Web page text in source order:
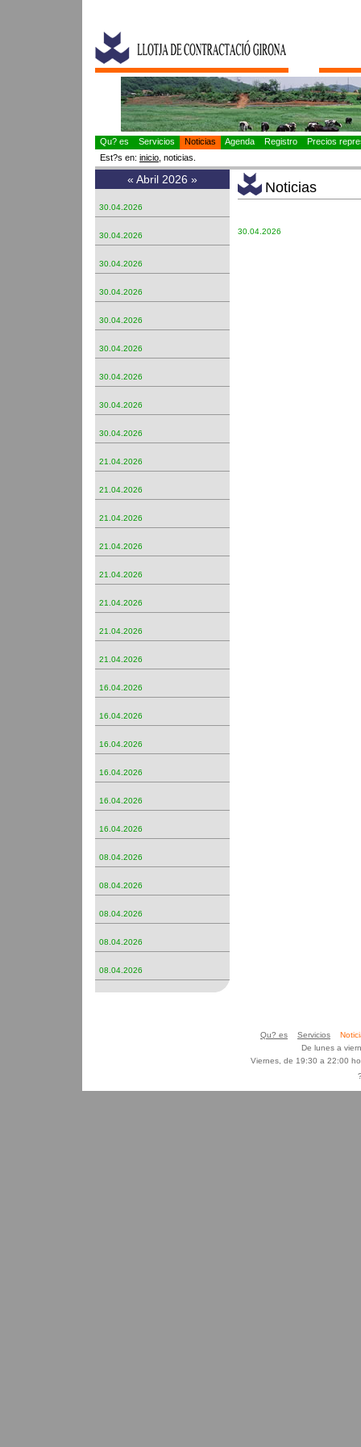
Qu? es Servicios Noticias Agenda Registro
Precios
Est?s en: inicio , noticias.
« Abril 2026 »
30.04.2026
30.04.2026
30.04.2026
30.04.2026
30.04.2026
30.04.2026
30.04.2026
30.04.2026
30.04.2026
21.04.2026
21.04.2026
21.04.2026
21.04.2026
21.04.2026
21.04.2026
21.04.2026
21.04.2026
16.04.2026
16.04.2026
16.04.2026
16.04.2026
16.04.2026
16.04.2026
08.04.2026
08.04.2026
08.04.2026
08.04.2026
08.04.2026
Noticias
30.04.2026
Qu? es Servicios
De lunes a
Viernes, de 19:30 a 22:00